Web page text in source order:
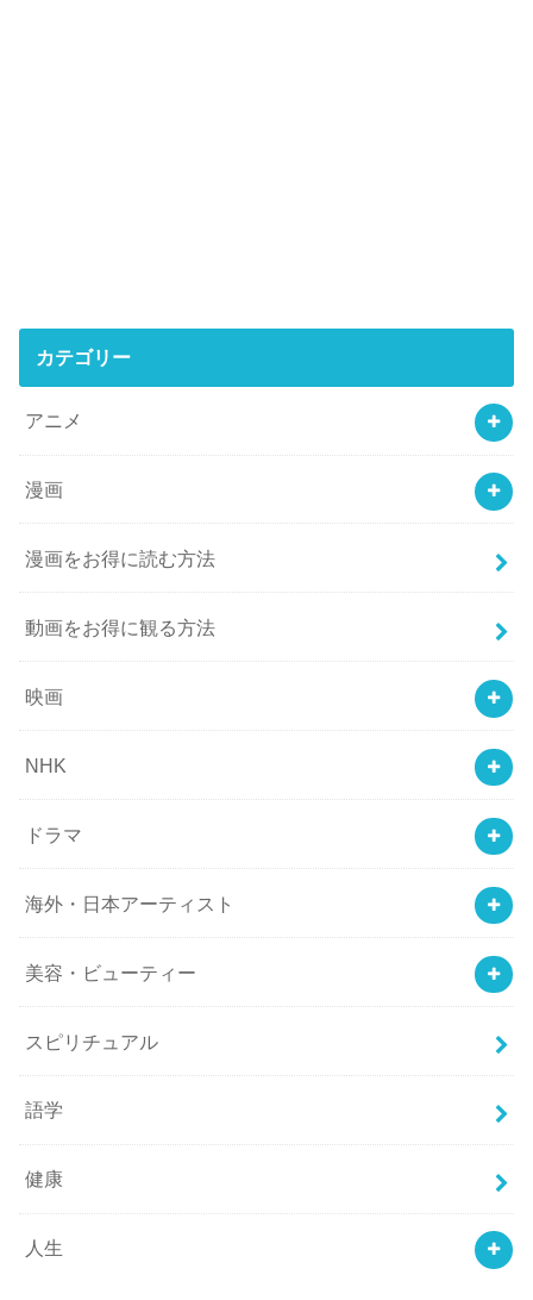
カテゴリー
アニメ
漫画
漫画をお得に読む方法
動画をお得に観る方法
映画
NHK
ドラマ
海外・日本アーティスト
美容・ビューティー
スピリチュアル
語学
健康
人生